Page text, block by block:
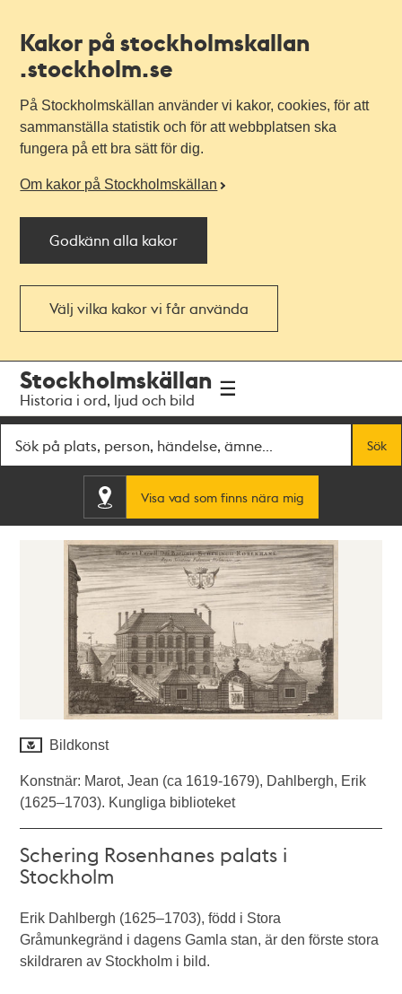
Kakor på stockholmskallan
.stockholm.se
På Stockholmskällan använder vi kakor, cookies, för att
sammanställa statistik och för att webbplatsen ska
fungera på ett bra sätt för dig.
Om kakor på Stockholmskällan
Godkänn alla kakor
Välj vilka kakor vi får använda
navigationen
huvudinnehållet
Stockholmskällan
Historia i ord, ljud och bild
Sök
Visa vad som finns nära mig
Bildkonst
Konstnär: Marot, Jean (ca 1619-1679), Dahlbergh, Erik
(1625–1703). Kungliga biblioteket
Schering Rosenhanes palats i
Stockholm
Erik Dahlbergh (1625–1703), född i Stora
Gråmunkegränd i dagens Gamla stan, är den förste stora
skildraren av Stockholm i bild.